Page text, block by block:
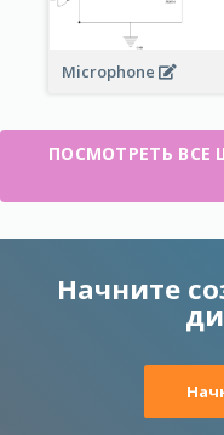
Microphone
ПОСМОТРЕТЬ
Начните